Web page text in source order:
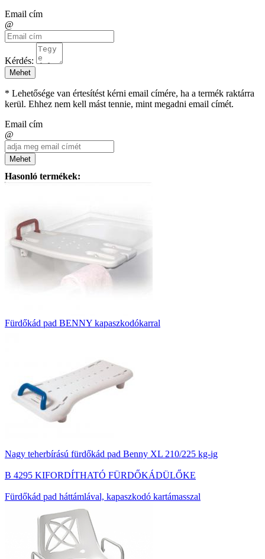
Email cím
@
Kérdés:
Mehet
* Lehetősége van értesítést kérni email címére, ha a termék raktárra
kerül. Ehhez nem kell mást tennie, mint megadni email címét.
Email cím
@
Mehet
Hasonló termékek:
Fürdőkád pad BENNY kapaszkodókarral
Nagy teherbírású fürdőkád pad Benny XL 210/225 kg-ig
B 4295 KIFORDÍTHATÓ FÜRDŐKÁDÜLŐKE
Fürdőkád pad háttámlával, kapaszkodó kartámasszal